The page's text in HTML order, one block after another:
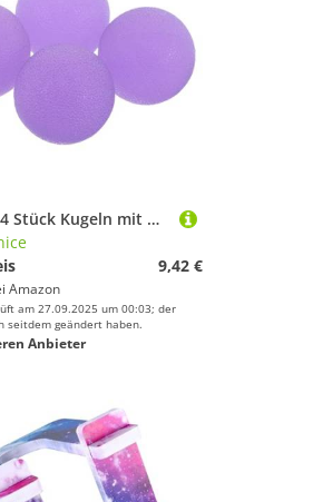
ibasenice 4 Stück Kugeln mit Hoher Elastizität Grifftrainer für Hand Fingerkrafttraining Tragbare Stressbälle zur Hand Handgelenksstärkung für Therapie und Fitness
9,42 €
Amazon
am 27.09.2025 um 00:03; der
seitdem geändert haben.
Anbieter